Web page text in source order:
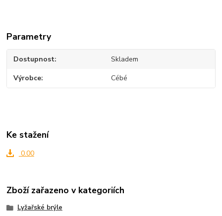
Parametry
Dostupnost Skladem
Výrobce Cébé
Ke stažení
0.00
Zboží zařazeno v kategoriích
Lyžařské brýle